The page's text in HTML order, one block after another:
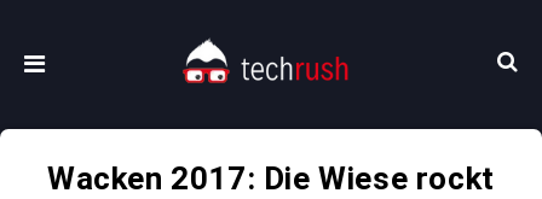
Wacken 2017: Die Wiese rockt